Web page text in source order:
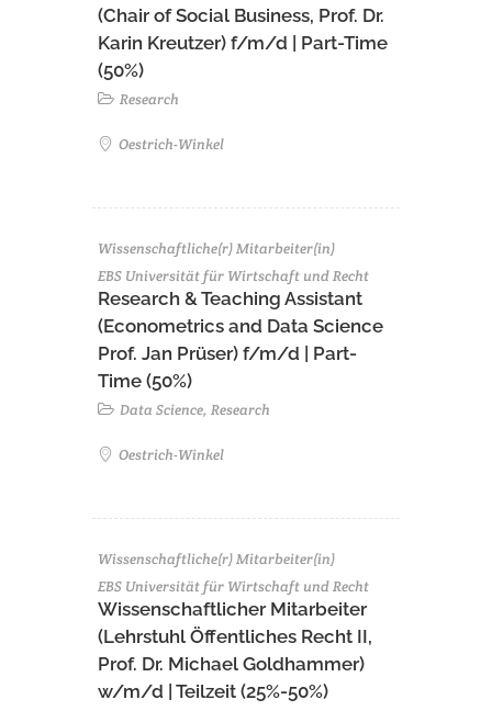
(Chair of Social Business, Prof. Dr.
Karin Kreutzer) f/m/d | Part-Time
(50%)
Research
Oestrich-Winkel
Wissenschaftliche(r) Mitarbeiter(in)
EBS Universität für Wirtschaft und Recht
Research & Teaching Assistant
(Econometrics and Data Science
Prof. Jan Prüser) f/m/d | Part-
Time (50%)
Data Science, Research
Oestrich-Winkel
Wissenschaftliche(r) Mitarbeiter(in)
EBS Universität für Wirtschaft und Recht
Wissenschaftlicher Mitarbeiter
(Lehrstuhl Öffentliches Recht II,
Prof. Dr. Michael Goldhammer)
w/m/d | Teilzeit (25%-50%)